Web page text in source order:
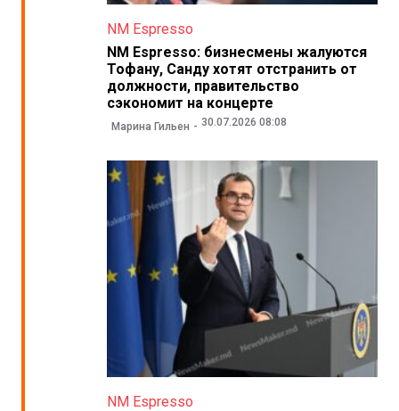
NM Espresso
NM Espresso: бизнесмены жалуются
Тофану, Санду хотят отстранить от
должности, правительство
сэкономит на концерте
Марина Гильен 30.07.2026 08:08
NM Espresso